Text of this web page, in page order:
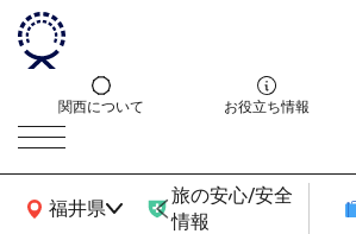
関西について お役立ち情報
福井県
関西広域MAP
旅の安心/安全
情報